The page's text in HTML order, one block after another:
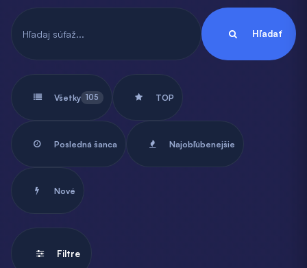
Hľadať
Všetky 105 TOP
Posledná šanca Najobľúbenejšie
Nové
Filtre